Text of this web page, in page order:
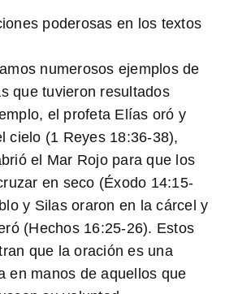
poderosas en los textos
numerosos ejemplos de
que tuvieron resultados
el profeta Elías oró y
cielo (1 Reyes 18:36-38),
el Mar Rojo para que los
en seco (Éxodo 14:15-
y Silas oraron en la cárcel y
(Hechos 16:25-26). Estos
que la oración es una
en manos de aquellos que